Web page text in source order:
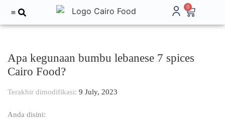
0
Apa kegunaan bumbu lebanese 7 spices
Cairo Food?
Terakhir dimodifikasi: 9 July, 2023
Anda disini: